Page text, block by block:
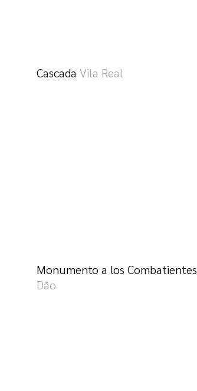
Cascada Vila Real
Monumento a los Combatientes
Dão